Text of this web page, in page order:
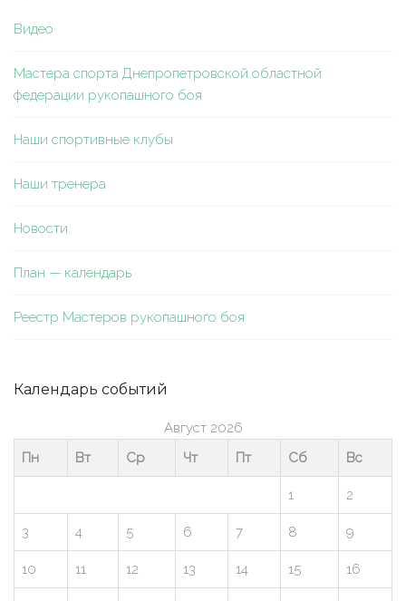
Видео
Мастера спорта Днепропетровской областной
федерации рукопашного боя
Наши спортивные клубы
Наши тренера
Новости
План — календарь
Реестр Мастеров рукопашного боя
Календарь событий
Август 2026
Пн
Вт Ср Чт Пт Сб Вс
1 2
3 4 5 6 7 8 9
10 11 12 13 14 15 16